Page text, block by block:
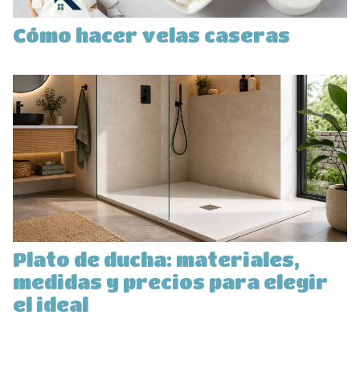
Cómo hacer velas caseras
Plato de ducha: materiales,
medidas y precios para elegir
el ideal